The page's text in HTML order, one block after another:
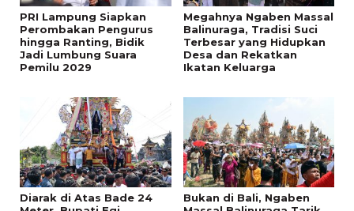
PRI Lampung Siapkan
Perombakan Pengurus
hingga Ranting, Bidik
Jadi Lumbung Suara
Pemilu 2029
Megahnya Ngaben Massal
Balinuraga, Tradisi Suci
Terbesar yang Hidupkan
Desa dan Rekatkan
Ikatan Keluarga
Diarak di Atas Bade 24
Bukan di Bali, Ngaben